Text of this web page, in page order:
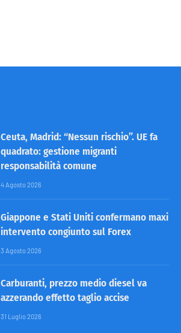
Ceuta, Madrid: “Nessun rischio”. UE fa
quadrato: gestione migranti
responsabilità comune
4 Agosto 2026
Giappone e Stati Uniti confermano maxi
intervento congiunto sul Forex
3 Agosto 2026
Carburanti, prezzo medio diesel va
azzerando effetto taglio accise
31 Luglio 2026